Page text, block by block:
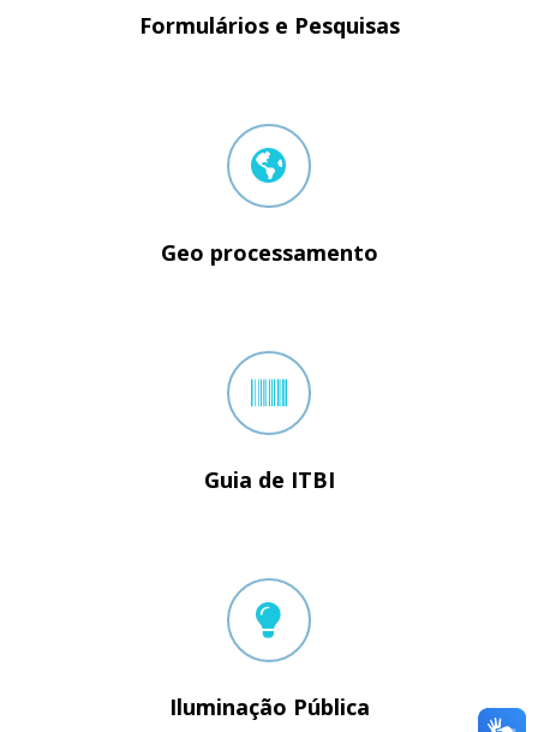
Formulários e Pesquisas
Geo processamento
Guia de ITBI
Iluminação Pública